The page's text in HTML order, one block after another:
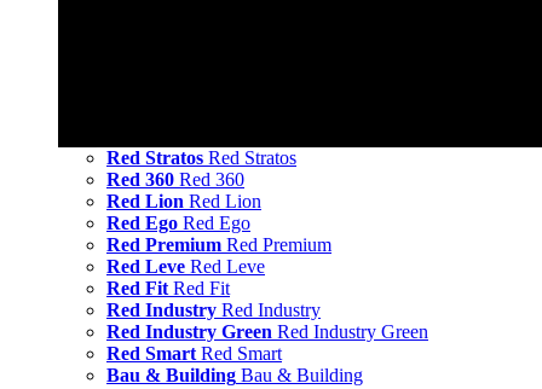
Red Stratos Red Stratos
Red 360 Red 360
Red Lion Red Lion
Red Ego Red Ego
Red Premium Red Premium
Red Leve Red Leve
Red Fit Red Fit
Red Industry Red Industry
Red Industry Green Red Industry Green
Red Smart Red Smart
Bau & Building Bau & Building